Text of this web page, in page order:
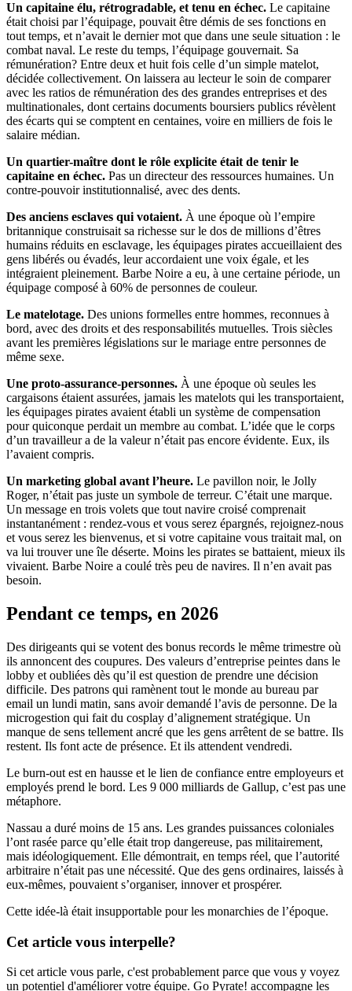
Un capitaine élu, rétrogradable, et tenu en échec. Le capitaine
était choisi par l’équipage, pouvait être démis de ses fonctions en
tout temps, et n’avait le dernier mot que dans une seule situation : le
combat naval. Le reste du temps, l’équipage gouvernait. Sa
rémunération? Entre deux et huit fois celle d’un simple matelot,
décidée collectivement. On laissera au lecteur le soin de comparer
avec les ratios de rémunération des des grandes entreprises et des
multinationales, dont certains documents boursiers publics révèlent
des écarts qui se comptent en centaines, voire en milliers de fois le
salaire médian.
Un quartier-maître dont le rôle explicite était de tenir le
capitaine en échec. Pas un directeur des ressources humaines. Un
contre-pouvoir institutionnalisé, avec des dents.
Des anciens esclaves qui votaient. À une époque où l’empire
britannique construisait sa richesse sur le dos de millions d’êtres
humains réduits en esclavage, les équipages pirates accueillaient des
gens libérés ou évadés, leur accordaient une voix égale, et les
intégraient pleinement. Barbe Noire a eu, à une certaine période, un
équipage composé à 60% de personnes de couleur.
Le matelotage. Des unions formelles entre hommes, reconnues à
bord, avec des droits et des responsabilités mutuelles. Trois siècles
avant les premières législations sur le mariage entre personnes de
même sexe.
Une proto-assurance-personnes. À une époque où seules les
cargaisons étaient assurées, jamais les matelots qui les transportaient,
les équipages pirates avaient établi un système de compensation
pour quiconque perdait un membre au combat. L’idée que le corps
d’un travailleur a de la valeur n’était pas encore évidente. Eux, ils
l’avaient compris.
Un marketing global avant l’heure. Le pavillon noir, le Jolly
Roger, n’était pas juste un symbole de terreur. C’était une marque.
Un message en trois volets que tout navire croisé comprenait
instantanément : rendez-vous et vous serez épargnés, rejoignez-nous
et vous serez les bienvenus, et si votre capitaine vous traitait mal, on
va lui trouver une île déserte. Moins les pirates se battaient, mieux ils
vivaient. Barbe Noire a coulé très peu de navires. Il n’en avait pas
besoin.
Pendant ce temps, en 2026
Des dirigeants qui se votent des bonus records le même trimestre où
ils annoncent des coupures. Des valeurs d’entreprise peintes dans le
lobby et oubliées dès qu’il est question de prendre une décision
difficile. Des patrons qui ramènent tout le monde au bureau par
email un lundi matin, sans avoir demandé l’avis de personne. De la
microgestion qui fait du cosplay d’alignement stratégique. Un
manque de sens tellement ancré que les gens arrêtent de se battre. Ils
restent. Ils font acte de présence. Et ils attendent vendredi.
Le burn-out est en hausse et le lien de confiance entre employeurs et
employés prend le bord. Les 9 000 milliards de Gallup, c’est pas une
métaphore.
Nassau a duré moins de 15 ans. Les grandes puissances coloniales
l’ont rasée parce qu’elle était trop dangereuse, pas militairement,
mais idéologiquement. Elle démontrait, en temps réel, que l’autorité
arbitraire n’était pas une nécessité. Que des gens ordinaires, laissés à
eux-mêmes, pouvaient s’organiser, innover et prospérer.
Cette idée-là était insupportable pour les monarchies de l’époque.
Cet article vous interpelle?
Si cet article vous parle, c'est probablement parce que vous y voyez
un potentiel d'améliorer votre équipe. Go Pyrate! accompagne les